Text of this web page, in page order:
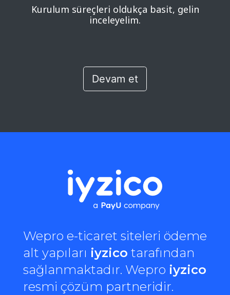
Kurulum süreçleri oldukça basit, gelin
inceleyelim.
Devam et
Wepro e-ticaret siteleri ödeme
alt yapıları iyzico tarafından
sağlanmaktadır. Wepro iyzico
resmi çözüm partneridir.